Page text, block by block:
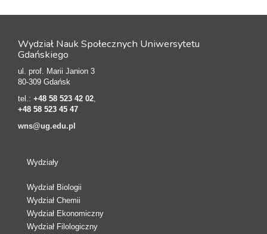
Wydział Nauk Społecznych Uniwersytetu
Gdańskiego
ul. prof. Marii Janion 3
80-309 Gdańsk
tel.: +48 58 523 42 02
+48 58 523 45 47
wns@ug.edu.pl
Wydziały
Wydział Biologii
Wydział Chemii
Wydział Ekonomiczny
Wydział Filologiczny